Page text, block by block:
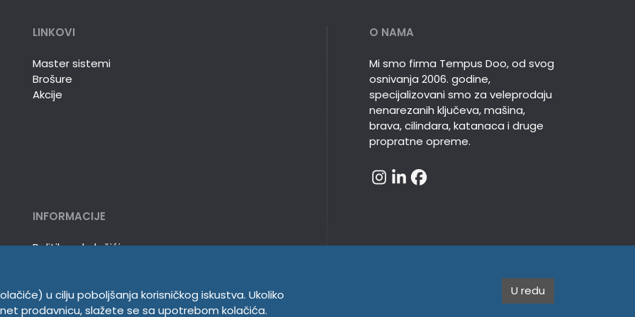
LINKOVI
Master sistemi
Brošure
Akcije
INFORMACIJE
Politika o kolačićima
O NAMA
Mi smo firma Tempus Doo, od svog
osnivanja 2006. godine,
specijalizovani smo za veleprodaju
nenarezanih ključeva, mašina,
brava, cilindara, katanaca i druge
propratne opreme.
u cilju poboljšanja korisničkog iskustva. Ukoliko
prodavnicu, slažete se sa upotrebom kolačića.
U redu